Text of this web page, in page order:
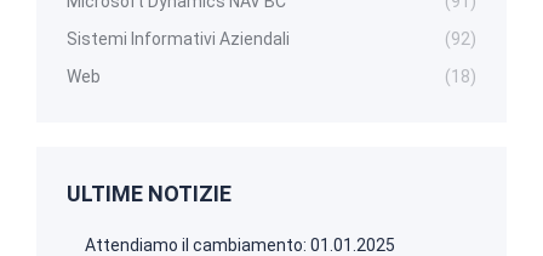
Sistemi Informativi Aziendali
(92)
Web
(18)
ULTIME NOTIZIE
Attendiamo il cambiamento: 01.01.2025